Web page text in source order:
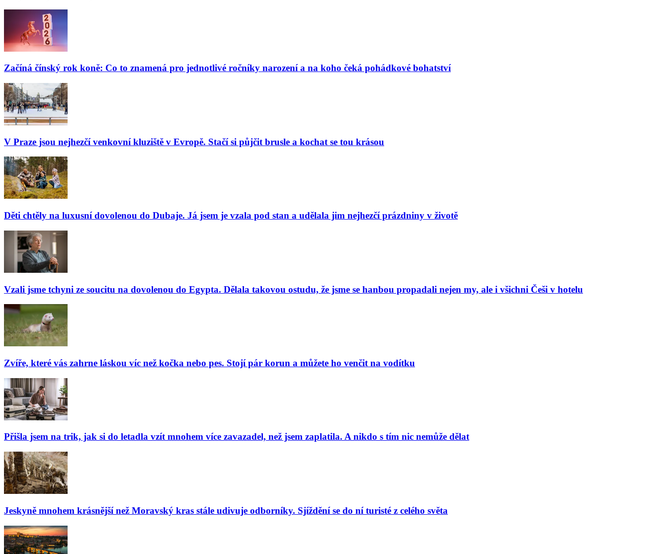
Začíná čínský rok koně: Co to znamená pro jednotlivé ročníky narození a na koho čeká pohádkové bohatství
V Praze jsou nejhezčí venkovní kluziště v Evropě. Stačí si půjčit brusle a kochat se tou krásou
Děti chtěly na luxusní dovolenou do Dubaje. Já jsem je vzala pod stan a udělala jim nejhezčí prázdniny v životě
Vzali jsme tchyni ze soucitu na dovolenou do Egypta. Dělala takovou ostudu, že jsme se hanbou propadali nejen my, ale i všichni Češi v hotelu
Zvíře, které vás zahrne láskou víc než kočka nebo pes. Stojí pár korun a můžete ho venčit na vodítku
Přišla jsem na trik, jak si do letadla vzít mnohem více zavazadel, než jsem zaplatila. A nikdo s tím nic nemůže dělat
Jeskyně mnohem krásnější než Moravský kras stále udivuje odborníky. Sjíždění se do ní turisté z celého světa